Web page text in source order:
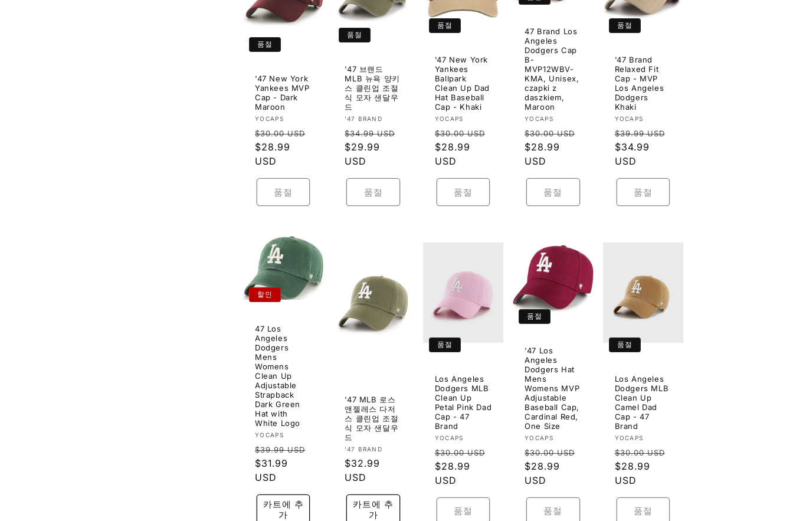
품절
'47 New York
Yankees MVP
Cap - Dark
Maroon
공
급
업
체:
YOCAPS
정
가
$30.00 USD
할
인
가
$28.99
USD
품절
품절
'47 브랜드
MLB 뉴욕 양키
스 클린업 조절
식 모자 샌달우
드
공
급
업
체:
'47 BRAND
정
가
$34.99 USD
할
인
가
$29.99
USD
품절
품절
'47 New York
Yankees
Ballpark
Clean Up Dad
Hat Baseball
Cap - Khaki
공
급
업
체:
YOCAPS
정
가
$30.00 USD
할
인
가
$28.99
USD
품절
47 Brand Los
Angeles
Dodgers Cap
B-
MVP12WBV-
KMA, Unisex,
czapki z
daszkiem,
Maroon
공
급
업
체:
YOCAPS
정
가
$30.00 USD
할
인
가
$28.99
USD
품절
품절
'47 Brand
Relaxed Fit
Cap - MVP
Los Angeles
Dodgers
Khaki
공
급
업
체:
YOCAPS
정
가
$39.99 USD
할
인
가
$34.99
USD
품절
할인
47 Los
Angeles
Dodgers
Mens
Womens
Clean Up
Adjustable
Strapback
Dark Green
Hat with
White Logo
공
급
업
체:
YOCAPS
정
가
$39.99 USD
할
인
가
$31.99
USD
카트에 추
가
'47 MLB 로스
앤젤레스 다저
스 클린업 조절
식 모자 샌달우
드
공
급
업
'47 BRAND
정
가
$32.99
USD
카트에 추
가
품절
Los Angeles
Dodgers MLB
Clean Up
Petal Pink Dad
Cap - 47
Brand
공
급
업
체:
YOCAPS
정
가
$30.00 USD
할
인
가
$28.99
USD
품절
품절
'47 Los
Angeles
Dodgers Hat
Mens
Womens MVP
Adjustable
Baseball Cap,
Cardinal Red,
One Size
공
급
업
체:
YOCAPS
정
가
$30.00 USD
할
인
가
$28.99
USD
품절
품절
Los Angeles
Dodgers MLB
Clean Up
Camel Dad
Cap - 47
Brand
공
급
업
체:
YOCAPS
정
가
$30.00 USD
할
인
가
$28.99
USD
품절